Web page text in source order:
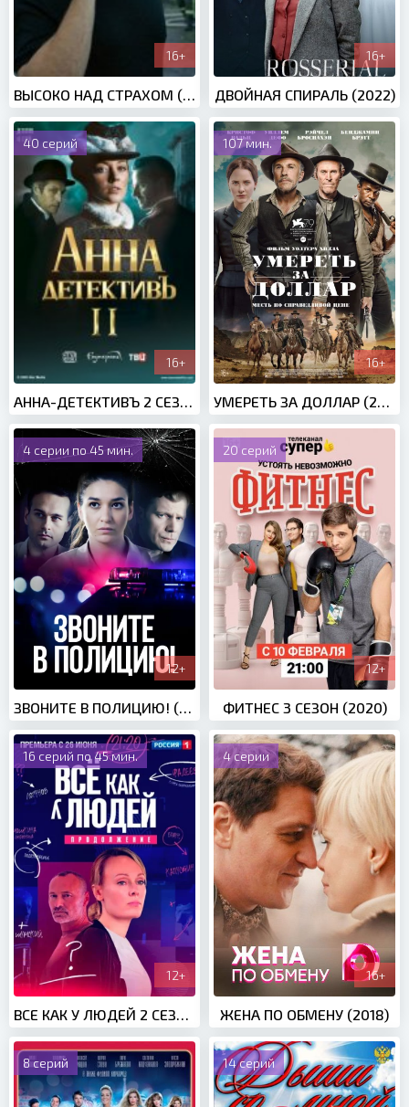
16+
ВЫСОКО НАД СТРАХОМ (2019)
16+
ДВОЙНАЯ СПИРАЛЬ (2022)
40 серий
16+
АННА-ДЕТЕКТИВЪ 2 СЕЗОН (2020)
107 мин.
16+
УМЕРЕТЬ ЗА ДОЛЛАР (2022)
4 серии по 45 мин.
12+
ЗВОНИТЕ В ПОЛИЦИЮ! (2022)
20 серий
12+
ФИТНЕС 3 СЕЗОН (2020)
16 серий по 45 мин.
12+
ВСЕ КАК У ЛЮДЕЙ 2 СЕЗОН (2022)
4 серии
16+
ЖЕНА ПО ОБМЕНУ (2018)
8 серий 14 серий